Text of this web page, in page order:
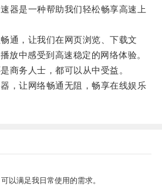
是一种帮助我们轻松畅享高速上
，让我们在网页浏览、下载文
放中感受到高速稳定的网络体验。
务人士，都可以从中受益。
让网络畅通无阻，畅享在线娱乐
以满足我日常使用的需求。